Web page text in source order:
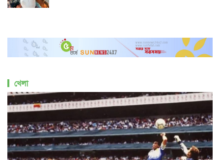
খেলা